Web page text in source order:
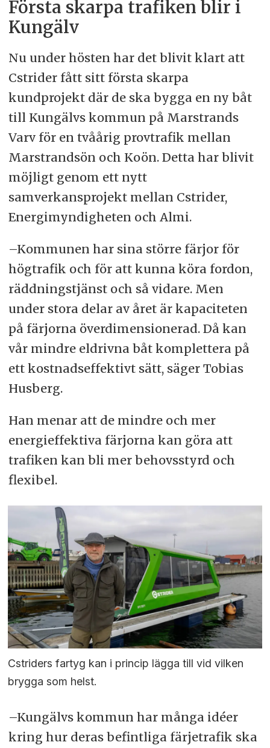
Första skarpa trafiken blir i
Kungälv
Nu under hösten har det blivit klart att
Cstrider fått sitt första skarpa
kundprojekt där de ska bygga en ny båt
till Kungälvs kommun på Marstrands
Varv för en tvåårig provtrafik mellan
Marstrandsön och Koön. Detta har blivit
möjligt genom ett nytt
samverkansprojekt mellan Cstrider,
Energimyndigheten och Almi.
–Kommunen har sina större färjor för
högtrafik och för att kunna köra fordon,
räddningstjänst och så vidare. Men
under stora delar av året är kapaciteten
på färjorna överdimensionerad. Då kan
vår mindre eldrivna båt komplettera på
ett kostnadseffektivt sätt, säger Tobias
Husberg.
Han menar att de mindre och mer
energieffektiva färjorna kan göra att
trafiken kan bli mer behovsstyrd och
flexibel.
Cstriders fartyg kan i princip lägga till vid vilken
brygga som helst.
–Kungälvs kommun har många idéer
kring hur deras befintliga färjetrafik ska